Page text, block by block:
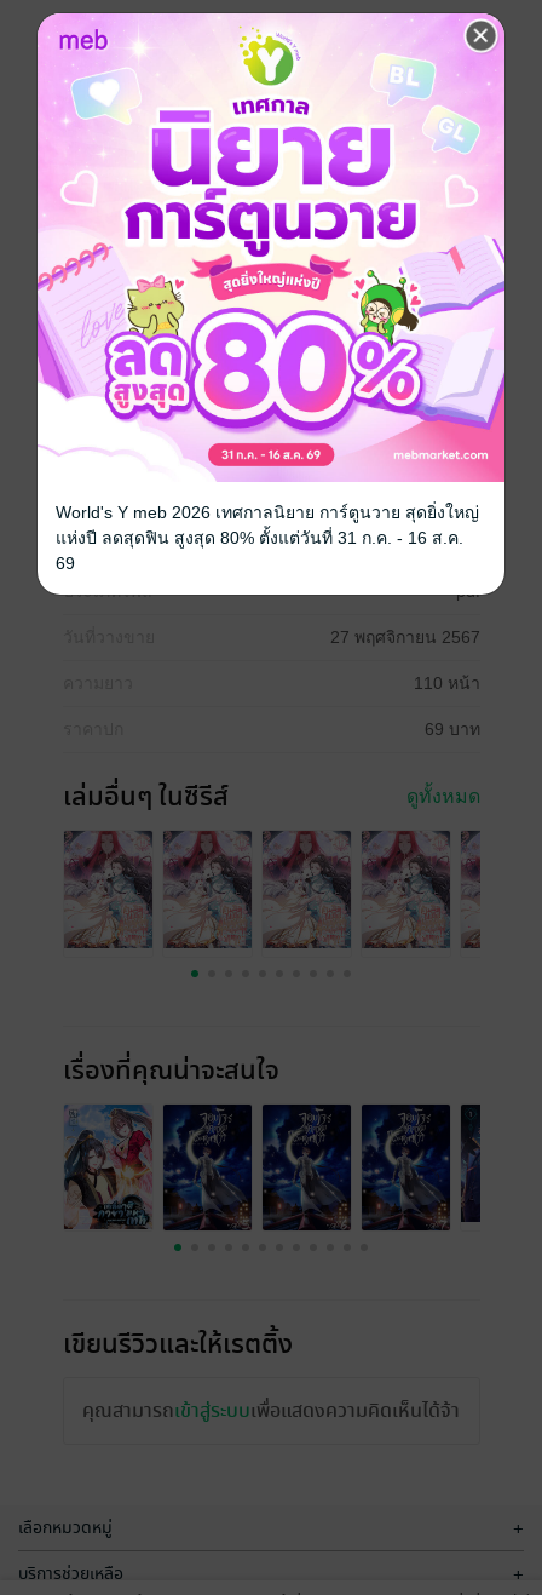
เพื่อเรียนรู้การเป็น ‘หมีแพนด้า’ ในยุคจีนโบราณที่แสน
ลำบากลำบน!
บัดนี้เจ้าก้อนนุ่มฟูนี่ยังไม่ได้เป็นสมบัติของชาติ...ชีวิตสุข
สบายในฝันนั้นยังห่างไกลนัก
หาก ‘เขา’ ไม่ก้าวเข้ามา จุดจบของหมีล้ำค่าตัวนี้คงลงเอย
ที่ถูกจับต้มเป็นซุปไว้ซดแก้หนาว!
กระทั่งพวกชาวบ้านยอมปล่อย ‘หมีวิเศษ’ ตัวนี้ไป…เพราะ
คำโป้ปดของเขาแท้ๆ
“นักพรตหลี่ ท่านจะไปไหน แพนดี้น้อยตัวนี้ขอติดตามไป
ด้วยได้หรือไม่เจ้าคะ…!”
ซีรีส์ ข้ามมิติไปเป็นสมบัติล้ำค่าของประเทศชาติ!?
ประเภทไฟล์ pdf
27 พฤศจิกายน 2567
110 หน้า
69 บาท
เล่มอื่นๆ ในซีรีส์ ดูทั้งหมด
เรื่องที่คุณน่าจะสนใจ
เขียนรีวิวและให้เรตติ้ง
คุณสามารถเข้าสู่ระบบเพื่อแสดงความคิดเห็นได้จ้า
เลือกหมวดหมู่ +
บริการช่วยเหลือ +
World's Y meb 2026 เทศกาลนิยาย การ์ตูนวาย สุดยิ่งใหญ่
แห่งปี ลดสุดฟิน สูงสุด 80% ตั้งแต่วันที่ 31 ก.ค. - 16 ส.ค.
69